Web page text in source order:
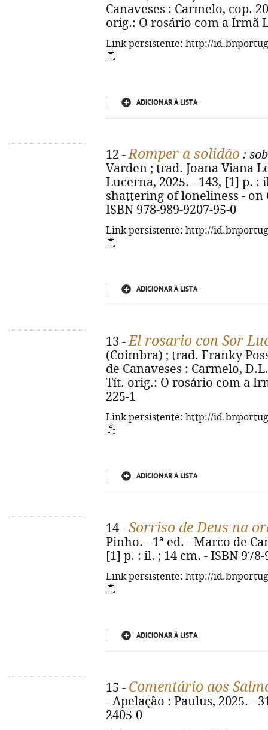
Canaveses : Carmelo, cop.
orig.: O rosário com a Irmã
Link persistente: http://
ADICIONAR À LISTA
12 -Romper a solidão :
Varden ; trad. Joana Viana
Lucerna, 2025. - 143, [1] p. :
shattering of loneliness -
ISBN 978-989-9207-95-0
Link persistente: http://
ADICIONAR À LISTA
13 -El rosario con Sor
(Coimbra) ; trad. Franky
de Canaveses : Carmelo,
Tít. orig.: O rosário com a
225-1
Link persistente: http://
ADICIONAR À LISTA
14 - Sorriso de Deus na
Pinho. - 1ª ed. - Marco de
[1] p. : il. ; 14 cm. - ISBN 978-
Link persistente: http://
ADICIONAR À LISTA
15 - Comentário aos
- Apelação : Paulus, 2025. -
2405-0